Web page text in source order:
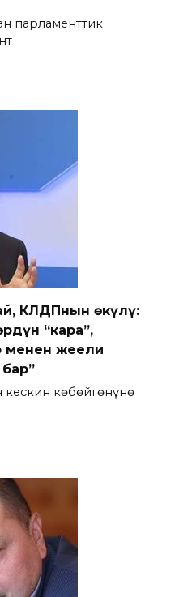
парламенттик
КЛДПнын өкүлү:
“кара”,
жеңели
көбөйгөнүнө